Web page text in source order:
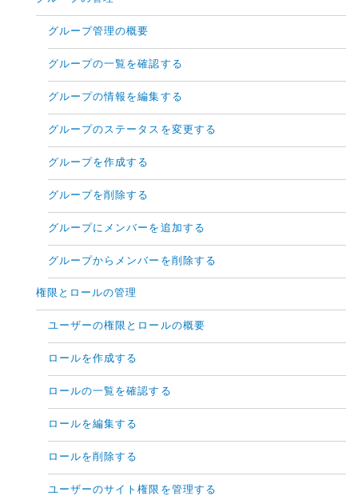
グループ管理の概要
グループの一覧を確認する
グループの情報を編集する
グループのステータスを変更する
グループを作成する
グループを削除する
グループにメンバーを追加する
グループからメンバーを削除する
権限とロールの管理
ユーザーの権限とロールの概要
ロールを作成する
ロールの一覧を確認する
ロールを編集する
ロールを削除する
ユーザーのサイト権限を管理する